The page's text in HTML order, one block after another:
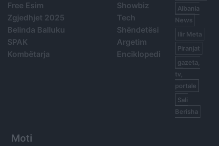
Free Esim
Zgjedhjet 2025
Belinda Balluku
SPAK
Kombëtarja
Showbiz
Tech
Shëndetësi
Argetim
Enciklopedi
Albania
News
Ilir Meta
Piranjat
gazeta,
tv,
portale
Sali
Berisha
Moti